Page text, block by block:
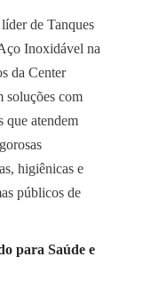
de Tanques
Inoxidável na
da Center
soluções com
que atendem
higiênicas e
públicos de
para Saúde e